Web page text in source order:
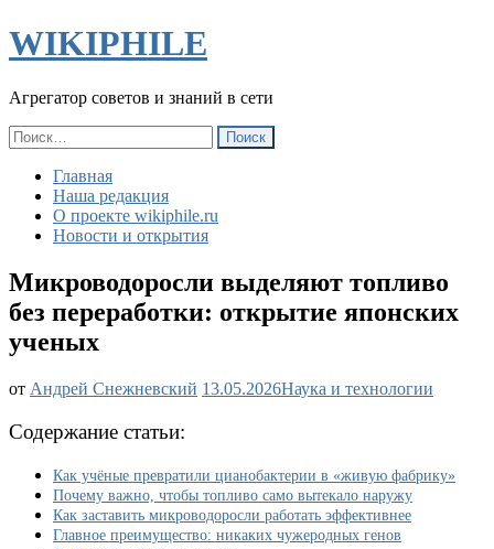
WIKIPHILE
Агрегатор советов и знаний в сети
Найти:
Главная
Наша редакция
О проекте wikiphile.ru
Новости и открытия
Микроводоросли выделяют топливо
без переработки: открытие японских
ученых
от Андрей Снежневский 13.05.2026Микроводоросли
открытие
японских
ученых
Наука и технологии
Содержание статьи:
Как учёные превратили цианобактерии в «живую фабрику»
Почему важно, чтобы топливо само вытекало наружу
Как заставить микроводоросли работать эффективнее
Главное преимущество: никаких чужеродных генов